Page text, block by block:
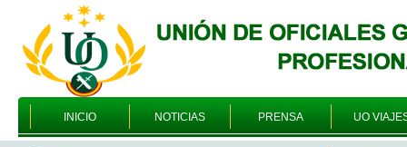
INICIO NOTICIAS PRENSA UO